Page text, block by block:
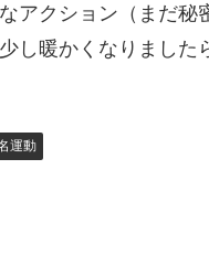
アクション（まだ秘
し暖かくなりました
運動